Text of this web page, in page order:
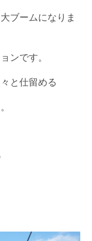
ブームになりま
ンです。
と仕留める